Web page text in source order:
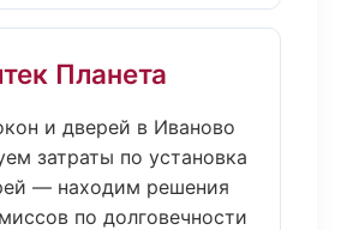
Планета
и дверей в Иваново
затраты по установка
— находим решения
по долговечности